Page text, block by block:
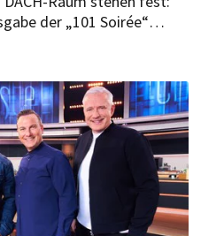
der „101 Soirée“